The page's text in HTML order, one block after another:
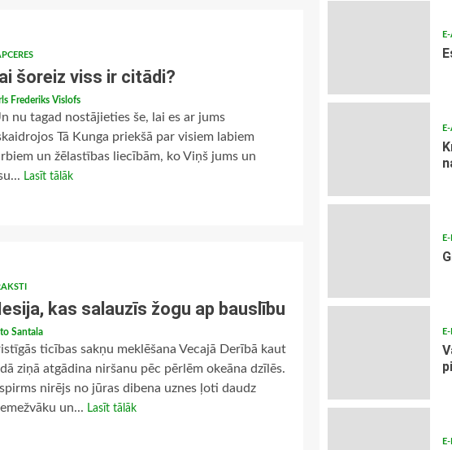
šoreiz viss ir citādi?
Frederiks Vislofs
nu tagad nostājieties še, lai es ar jums
Tā Kunga priekšā par visiem labiem
un žēlastības liecībām, ko Viņš jums un
Lasīt tālāk
kas salauzīs žogu ap bauslību
Santala
ticības sakņu meklēšana Vecajā Derībā kaut
ziņā atgādina niršanu pēc pērlēm okeāna dzīlēs.
nirējs no jūras dibena uznes ļoti daudz
un... Lasīt tālāk